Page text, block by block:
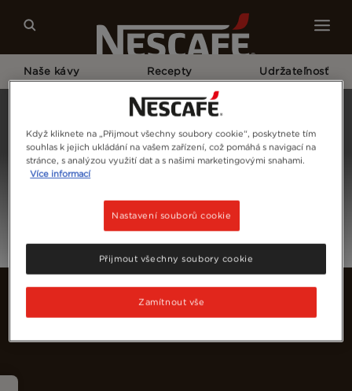
Naše kávy Recepty Udržateľnosť
Prihláste Sa
Když kliknete na „Přijmout všechny soubory cookie“, poskytnete tím
souhlas k jejich ukládání na vašem zařízení, což pomáhá s navigací na
stránce, s analýzou využití dat a s našimi marketingovými snahami.
Více informací
Nastavení souborů cookie
Zamítnout vše
Přijmout všechny soubory cookie